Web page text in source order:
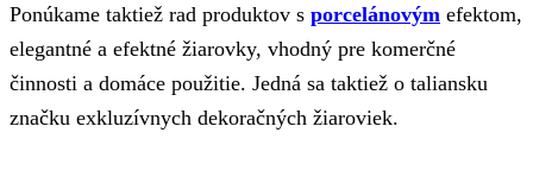
Ponúkame taktiež rad produktov s porcelánovým efektom,
elegantné a efektné žiarovky, vhodný pre komerčné
činnosti a domáce použitie. Jedná sa taktiež o taliansku
značku exkluzívnych dekoračných žiaroviek.